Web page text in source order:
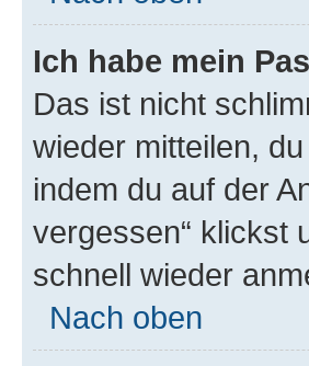
Ich habe mein
Das ist nicht
wieder mitteilen,
indem du auf der
vergessen“ klickst
schnell wieder
Nach oben